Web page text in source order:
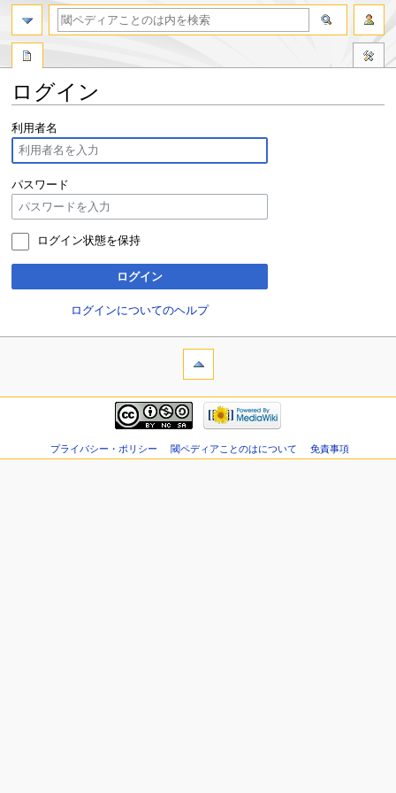
ログイン
ナ
ビ
ゲ
ー
シ
ョ
移
検
索
に
移
動
利用者名
パスワード
ログイン状態を保持
ログイン
ログインについてのヘルプ
プライバシー・ポリシー 閾ペディアことのはについて 免責事項